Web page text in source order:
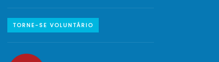
TORNE-SE VOLUNTÁRIO